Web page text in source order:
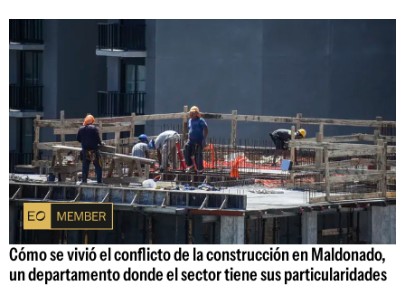
Cómo se vivió el conflicto de la construcción en Maldonado,
un departamento donde el sector tiene sus particularidades